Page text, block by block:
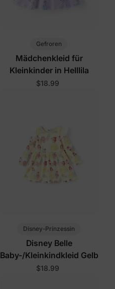
Gefroren
Mädchenkleid für
Kleinkinder in Helllila
$18.99
Disney-Prinzessin
Disney Belle
Baby-/Kleinkindkleid Gelb
$18.99